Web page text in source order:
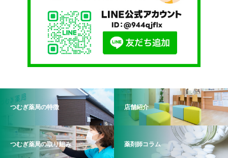
つむぎ薬局の特徴 店舗紹介
つむぎ薬局の取り組み 薬剤師コラム